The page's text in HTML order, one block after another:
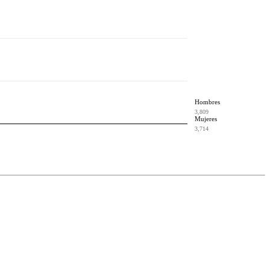
Mujeres
3,714
Hombres
3,809